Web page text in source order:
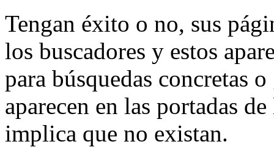
Tengan éxito o no, sus
los buscadores y estos
para búsquedas concretas
aparecen en las portadas
implica que no existan.